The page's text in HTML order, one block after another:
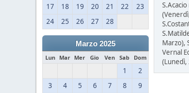
17
18 19 20 21 22
23
24
25 26 27 28
Marzo 2025
Lun Mar Mer Gio Ven Sab Dom
1
2
3
4 5 6 7 8
9
Marzo),
Vernal
(Lunedì,